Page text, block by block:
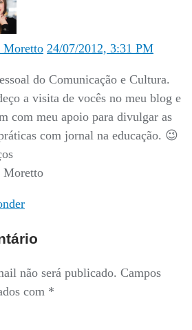
Moretto 24/07/2012, 3:31 PM
do Comunicação e Cultura.
a visita de vocês no meu blog e
com meu apoio para divulgar as
com jornal na educação. 😉
Moretto
não será publicado. Campos
com *